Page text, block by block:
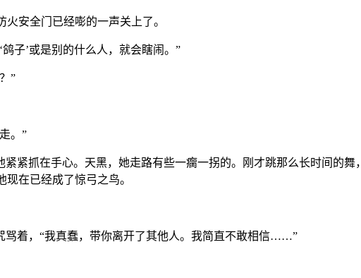
安全门已经嘭的一声关上了。
子’或是别的什么人，就会瞎闹。”
”
。”
紧抓在手心。天黑，她走路有些一瘸一拐的。刚才跳那么长时间的
在已经成了惊弓之鸟。
骂着，“我真蠢，带你离开了其他人。我简直不敢相信……”